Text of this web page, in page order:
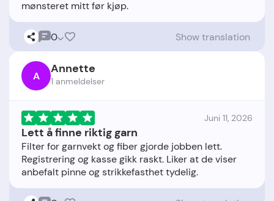
0 Show translation
A Annette
1 anmeldelser
Juni 11, 2026
Lett å finne riktig garn
Filter for garnvekt og fiber gjorde jobben lett.
Registrering og kasse gikk raskt. Liker at de viser